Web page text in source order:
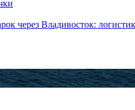
через Владивосток: